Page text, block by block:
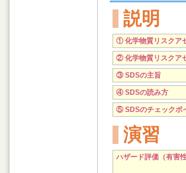
説明
① 化学物質リスクア
② 化学物質リスクア
③ SDSの主旨
④ SDSの読み方
⑤ SDSのチェックポ
演習
ハザード評価（有害性